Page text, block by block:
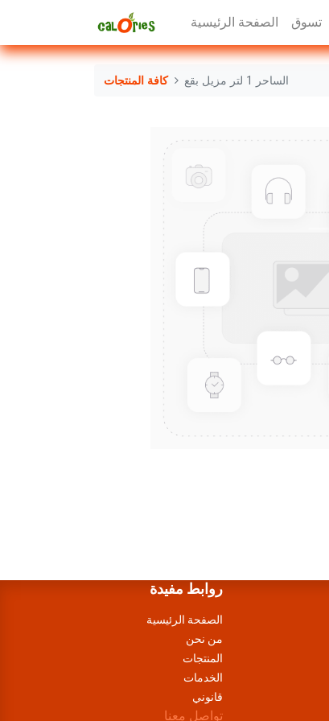
الصفحة الرئيسية تسوق
كافة المنتجات الساحر 1 لتر مزيل بقع
روابط مفيدة
الصفحة الرئيسية
من نحن
المنتجات
الخدمات
قانوني
تواصل معنا